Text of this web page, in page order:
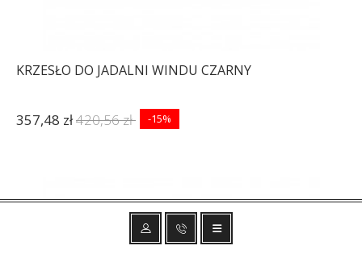
KRZESŁO DO JADALNI WINDU CZARNY
357,48 zł420,56 zł -15%